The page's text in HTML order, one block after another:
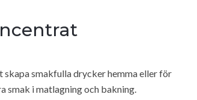
smakfulla drycker hemma eller för
smak i matlagning och bakning.